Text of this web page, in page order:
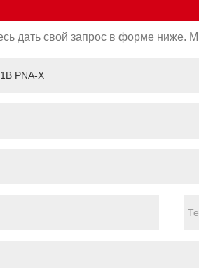
дать свой запрос в форме ниже.